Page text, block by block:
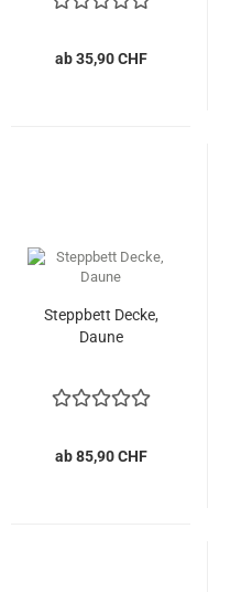
ab 35,90 CHF
Steppbett Decke,
Daune
ab 85,90 CHF